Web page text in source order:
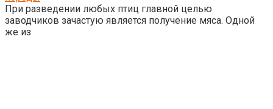
При разведении любых птиц главной целью
заводчиков зачастую является получение мяса. Одной
же из